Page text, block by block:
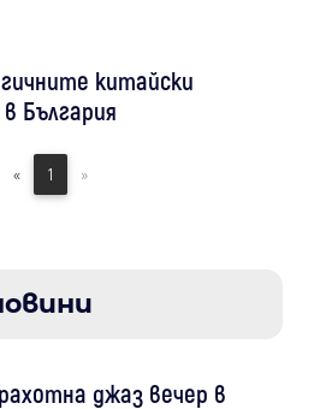
китайски
България
« 1 »
джаз вечер в